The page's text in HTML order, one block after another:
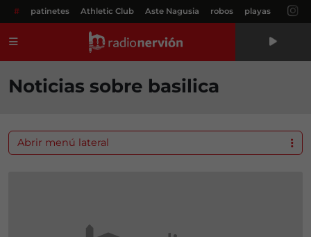
# patinetes Athletic Club Aste Nagusia robos playas
Noticias sobre basilica
Abrir menú lateral